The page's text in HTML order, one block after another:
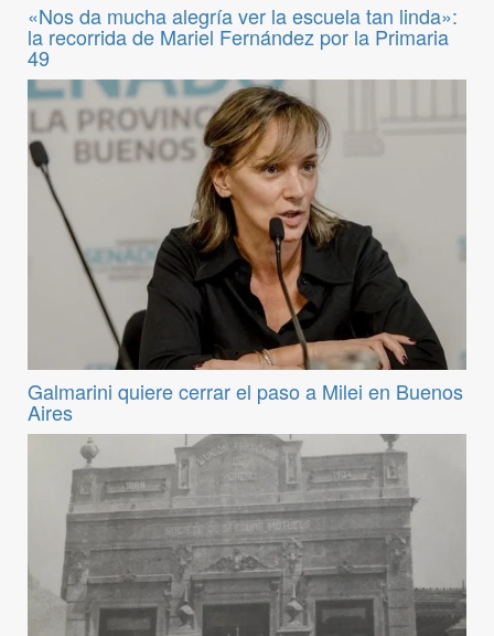
«Nos da mucha alegría ver la escuela tan linda»:
la recorrida de Mariel Fernández por la Primaria
49
Galmarini quiere cerrar el paso a Milei en Buenos
Aires